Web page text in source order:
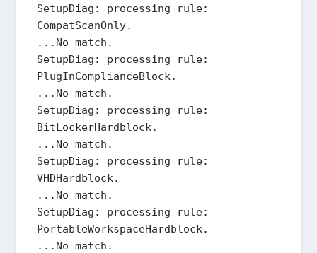
SetupDiag: processing rule:
CompatScanOnly.
...No match.
SetupDiag: processing rule:
PlugInComplianceBlock.
...No match.
SetupDiag: processing rule:
BitLockerHardblock.
...No match.
SetupDiag: processing rule:
VHDHardblock.
...No match.
SetupDiag: processing rule:
PortableWorkspaceHardblock.
...No match.